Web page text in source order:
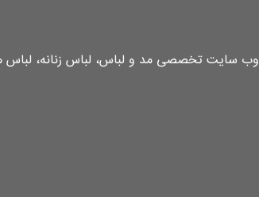
وب سایت تخصصی مد و لباس، لباس زنانه، لباس